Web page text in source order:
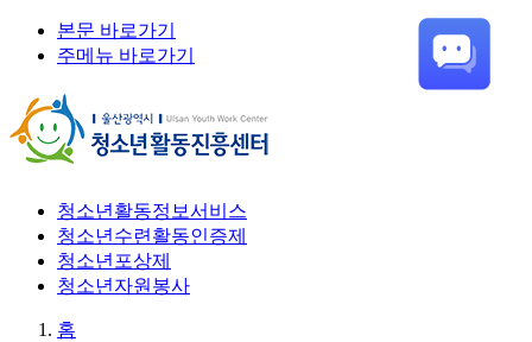
본문 바로가기
주메뉴 바로가기
청소년활동정보서비스
청소년수련활동인증제
청소년포상제
청소년자원봉사
홈